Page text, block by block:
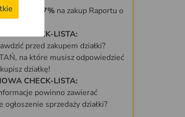
7%na zakup Raportu o
OnGeo.pl
CHECK-LISTA:
przed zakupem działki?
na które musisz odpowiedzieć
działkę!
CHECK-LISTA:
powinno zawierać
ogłoszenie sprzedaży działki?